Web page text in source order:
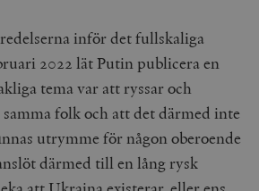
inför det fullskaliga
2022 lät Putin publicera en
tema var att ryssar och
folk och att det därmed inte
utrymme för någon oberoende
därmed till en lång rysk